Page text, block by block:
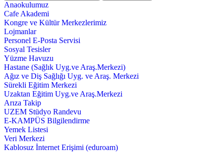
Anaokulumuz
Cafe Akademi
Kongre ve Kültür Merkezlerimiz
Lojmanlar
Personel E-Posta Servisi
Sosyal Tesisler
Yüzme Havuzu
Hastane (Sağlık Uyg.ve Araş.Merkezi)
Ağız ve Diş Sağlığı Uyg. ve Araş. Merkezi
Sürekli Eğitim Merkezi
Uzaktan Eğitim Uyg.ve Araş.Merkezi
Arıza Takip
UZEM Stüdyo Randevu
E-KAMPÜS Bilgilendirme
Yemek Listesi
Veri Merkezi
Kablosuz İnternet Erişimi (eduroam)